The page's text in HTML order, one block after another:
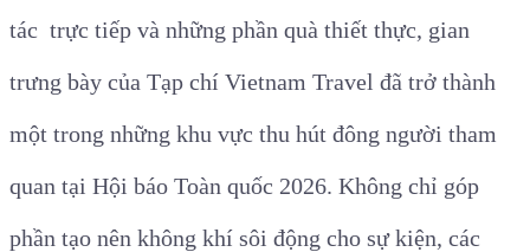
tác trực tiếp và những phần quà thiết thực, gian
trưng bày của Tạp chí Vietnam Travel đã trở thành
một trong những khu vực thu hút đông người tham
quan tại Hội báo Toàn quốc 2026. Không chỉ góp
phần tạo nên không khí sôi động cho sự kiện, các